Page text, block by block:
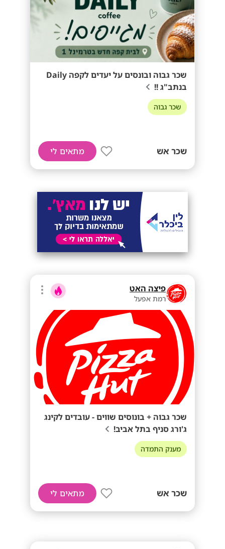
שכר גבוה ובונסים על יעדים לקפה Daily
בנתב"ג !!
שכר גבוה
שכר אש מתאים לי
פיצה האט
רמת אפעל
שכר גבוה + בונוסים שווים - עובדים לקינג
ג'ורג סניף בתל אביב!
מענק התמדה
שכר אש מתאים לי